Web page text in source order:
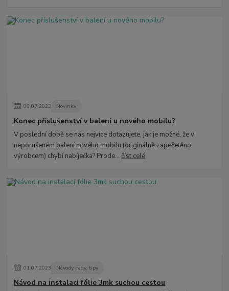
08.07.2023 Novinky
Konec příslušenství v balení u nového mobilu?
V poslední době se nás nejvíce dotazujete, jak je možné, že v
neporušeném balení nového mobilu (originálně zapečetěno
výrobcem) chybí nabíječka? Prode...číst celé
01.07.2023 Návody, rady, tipy
Návod na instalaci fólie 3mk suchou cestou